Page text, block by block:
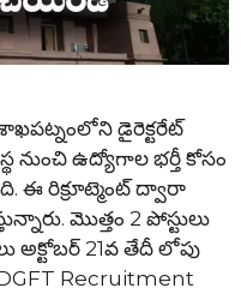
డైరెక్టరేట్
నుంచి ఉద్యోగాల భర్తీ కోసం
ఈ రిక్రూట్మెంట్ ద్వారా
మొత్తం 2 పోస్టులు
అక్టోబర్ 21వ తేదీ లోపు
Recruitment